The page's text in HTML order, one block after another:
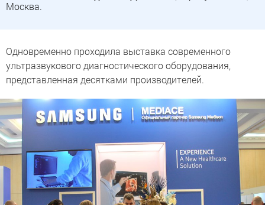
Москва.
Одновременно проходила выставка современного
ультразвукового диагностического оборудования,
представленная десятками производителей.